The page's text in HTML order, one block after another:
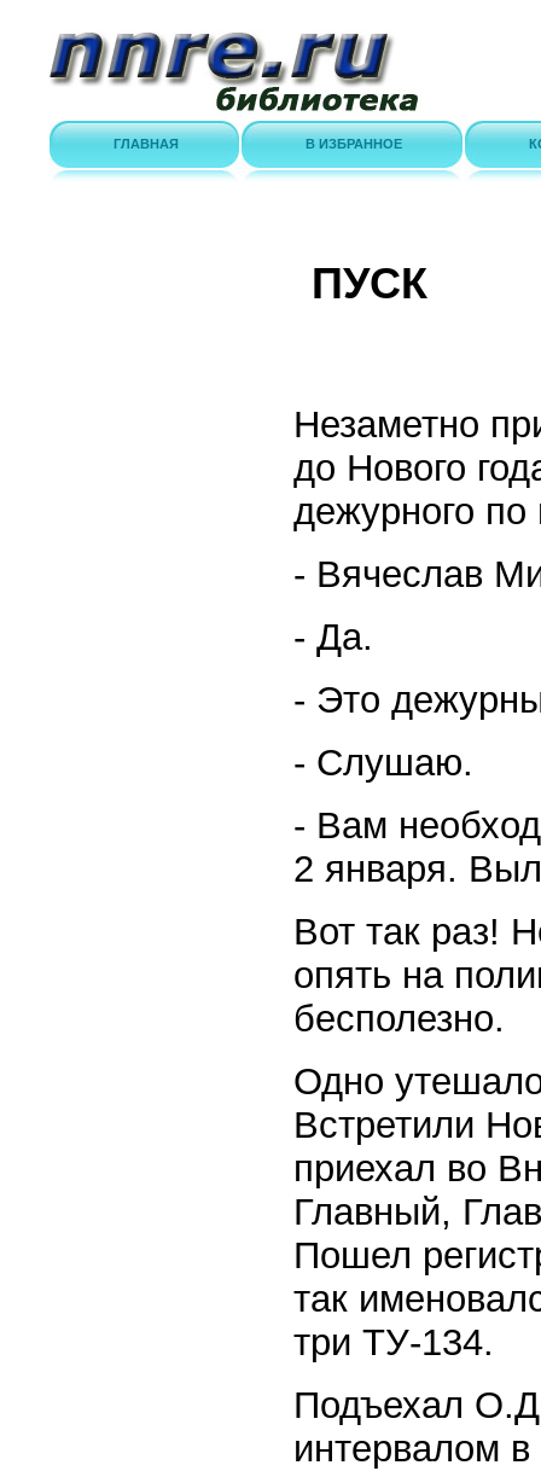
ГЛАВНАЯ В ИЗБРАННОЕ
ПУСК
Незаметно
до Нового
дежурного
- Вячеслав
- Да.
- Это
- Слушаю.
- Вам
2 января.
Вот так раз!
опять на
бесполезно.
Одно
Встретили
приехал во
Главный,
Пошел
так
три ТУ-134.
Подъехал
интервалом